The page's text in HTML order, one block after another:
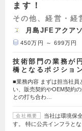
ます！
その他、経営・経
月島JFEアクア
450万円 ～ 699万円
技術部門の業務が
橋となるポジショ
■業務内容 まずは担当社員
い、販売契約やOEM契約
との打ち合わ…
会社概要
当社は環境保
す。 特に公共インフラと